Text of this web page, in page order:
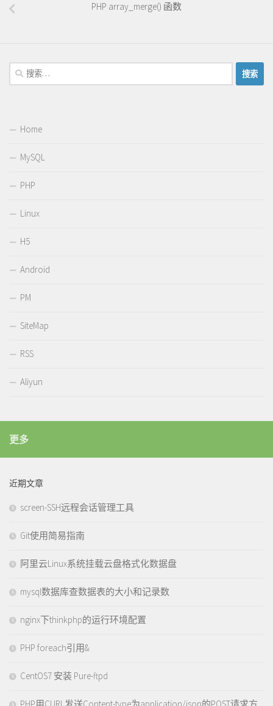
PHP array_merge() 函数
搜
索：
Home
MySQL
PHP
Linux
H5
Android
PM
SiteMap
RSS
Aliyun
更多
近期文章
screen-SSH远程会话管理工具
Git使用简易指南
阿里云Linux系统挂载云盘格式化数据盘
mysql数据库查数据表的大小和记录数
nginx下thinkphp的运行环境配置
PHP foreach引用&
CentOS7 安装 Pure-ftpd